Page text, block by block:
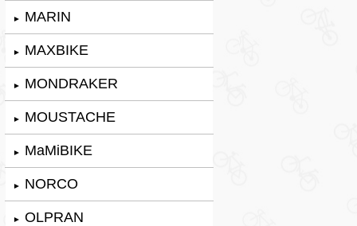
► MARIN
► MAXBIKE
► MONDRAKER
► MOUSTACHE
► MaMiBIKE
► NORCO
► OLPRAN